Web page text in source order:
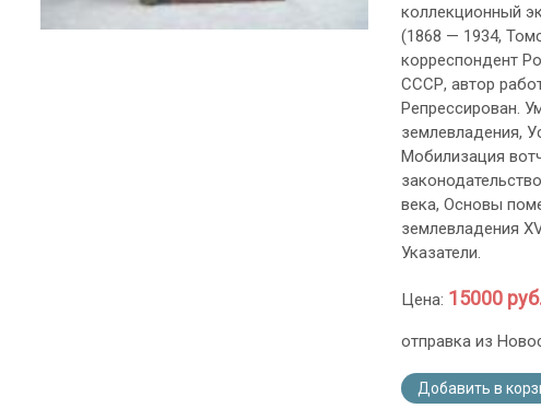
коллекционный
(1868 — 1934,
корреспондент
СССР, автор
Репрессирован.
землевладения,
Мобилизация
века, Основы
землевладения
Указатели.
Цена: 15000
отправка из
Добавить в